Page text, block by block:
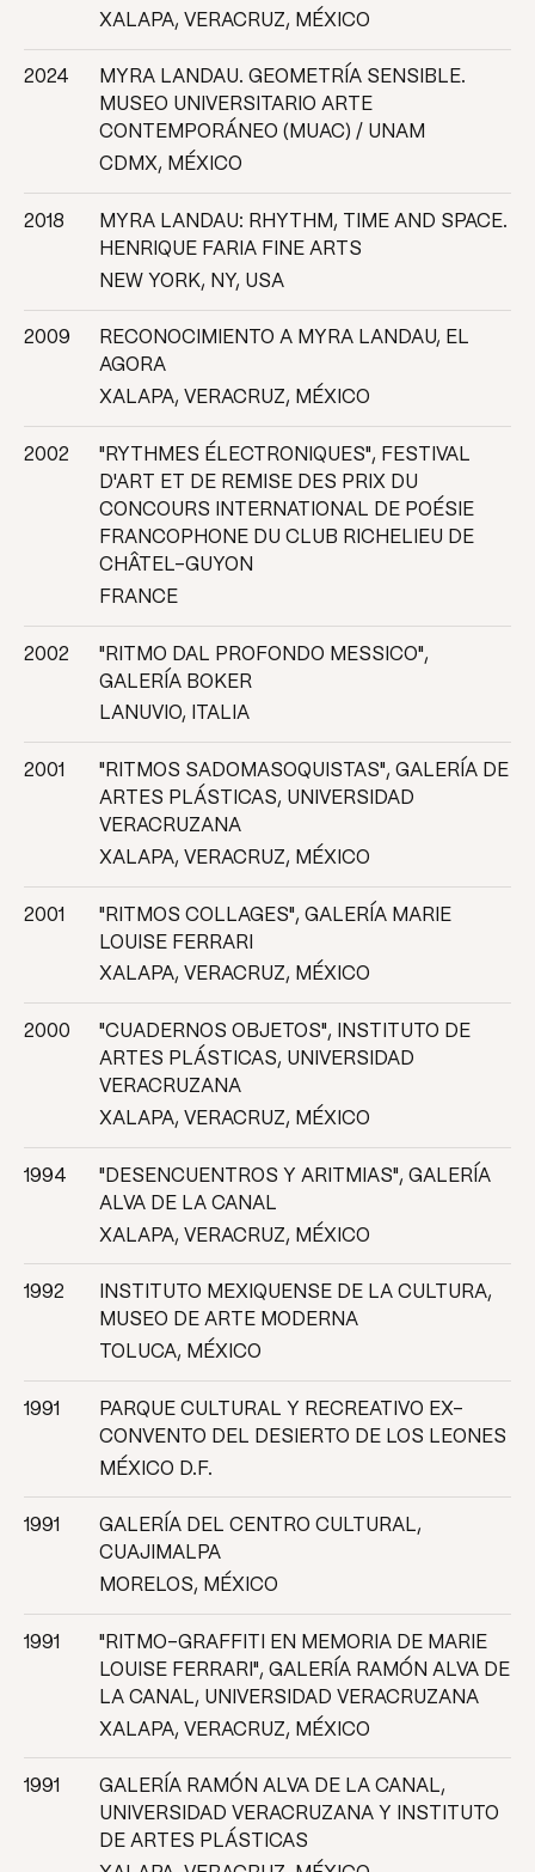
XALAPA, VERACRUZ, MÉXICO
2024
MYRA LANDAU. GEOMETRÍA SENSIBLE.
MUSEO UNIVERSITARIO ARTE
CONTEMPORÁNEO (MUAC) / UNAM
CDMX, MÉXICO
2018
MYRA LANDAU: RHYTHM, TIME AND SPACE.
HENRIQUE FARIA FINE ARTS
NEW YORK, NY, USA
2009
RECONOCIMIENTO A MYRA LANDAU, EL
AGORA
XALAPA, VERACRUZ, MÉXICO
2002
"RYTHMES ÉLECTRONIQUES", FESTIVAL
D'ART ET DE REMISE DES PRIX DU
CONCOURS INTERNATIONAL DE POÉSIE
FRANCOPHONE DU CLUB RICHELIEU DE
CHÂTEL-GUYON
FRANCE
2002
"RITMO DAL PROFONDO MESSICO",
GALERÍA BOKER
LANUVIO, ITALIA
2001
"RITMOS SADOMASOQUISTAS", GALERÍA DE
ARTES PLÁSTICAS, UNIVERSIDAD
VERACRUZANA
XALAPA, VERACRUZ, MÉXICO
2001
"RITMOS COLLAGES", GALERÍA MARIE
LOUISE FERRARI
XALAPA, VERACRUZ, MÉXICO
2000
"CUADERNOS OBJETOS", INSTITUTO DE
ARTES PLÁSTICAS, UNIVERSIDAD
VERACRUZANA
XALAPA, VERACRUZ, MÉXICO
1994
"DESENCUENTROS Y ARITMIAS", GALERÍA
ALVA DE LA CANAL
XALAPA, VERACRUZ, MÉXICO
1992
INSTITUTO MEXIQUENSE DE LA CULTURA,
MUSEO DE ARTE MODERNA
TOLUCA, MÉXICO
1991
PARQUE CULTURAL Y RECREATIVO EX-
CONVENTO DEL DESIERTO DE LOS LEONES
MÉXICO D.F.
1991
GALERÍA DEL CENTRO CULTURAL,
CUAJIMALPA
MORELOS, MÉXICO
1991
"RITMO-GRAFFITI EN MEMORIA DE MARIE
LOUISE FERRARI", GALERÍA RAMÓN ALVA DE
LA CANAL, UNIVERSIDAD VERACRUZANA
XALAPA, VERACRUZ, MÉXICO
1991
GALERÍA RAMÓN ALVA DE LA CANAL,
UNIVERSIDAD VERACRUZANA Y INSTITUTO
DE ARTES PLÁSTICAS